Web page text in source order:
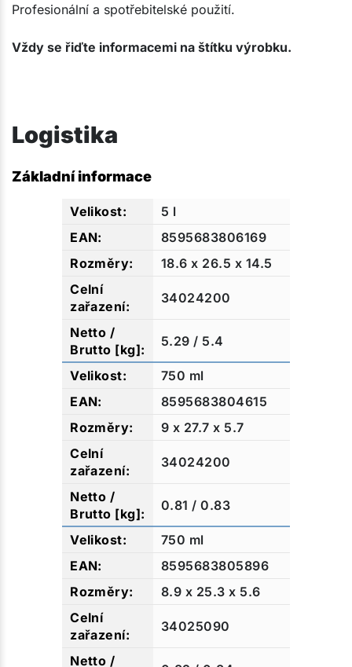
Profesionální a spotřebitelské použití.
Vždy se řiďte informacemi na štítku výrobku.
Logistika
Základní informace
5 l
8595683806169
18.6 x 26.5 x 14.5
34024200
5.29 / 5.4
750 ml
8595683804615
9 x 27.7 x 5.7
34024200
0.81 / 0.83
750 ml
8595683805896
8.9 x 25.3 x 5.6
34025090